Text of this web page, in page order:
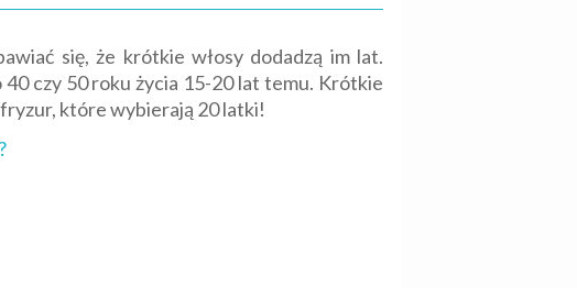
się, że krótkie włosy dodadzą im lat.
czy 50 roku życia 15-20 lat temu. Krótkie
które wybierają 20 latki!